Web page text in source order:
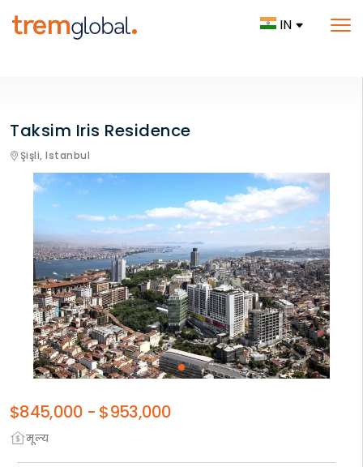
IN
Taksim Iris Residence
Şişli, Istanbul
मूल्य
$845,000 - $953,000